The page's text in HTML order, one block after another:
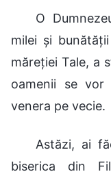
O
milei și
măreției Tale, a
oamenii se
venera pe vecie.
Astăzi, ai
biserica din